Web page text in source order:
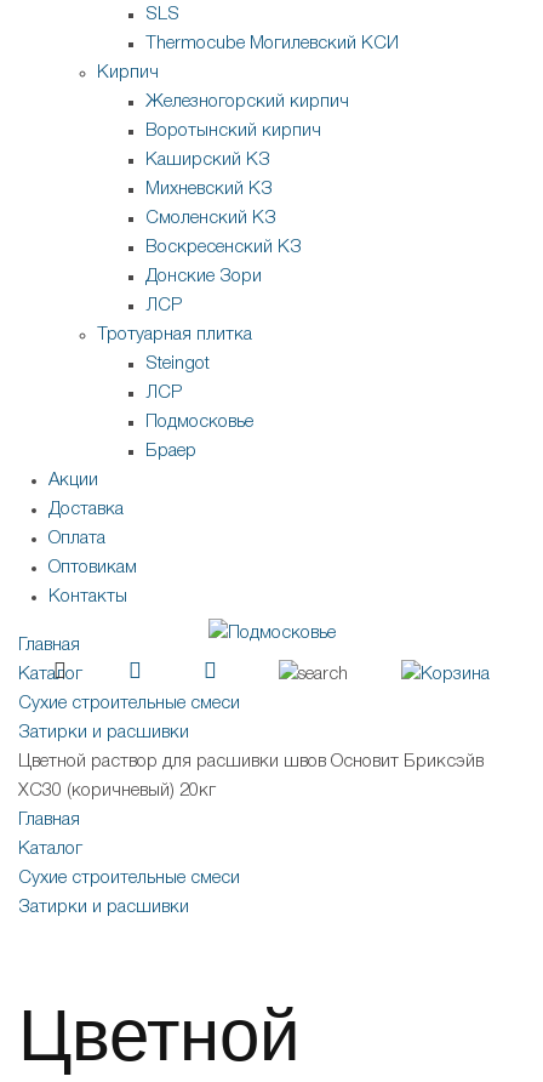
SLS
Thermocube Могилевский КСИ
Кирпич
Железногорский кирпич
Воротынский кирпич
Каширский КЗ
Михневский КЗ
Смоленский КЗ
Воскресенский КЗ
Донские Зори
ЛСР
Тротуарная плитка
Steingot
ЛСР
Подмосковье
Браер
Акции
Доставка
Оплата
Оптовикам
Контакты
Главная
Каталог
Сухие строительные смеси
Затирки и расшивки
Цветной раствор для расшивки швов Основит Бриксэйв
XC30 (коричневый) 20кг
Главная
Каталог
Сухие строительные смеси
Затирки и расшивки
Цветной